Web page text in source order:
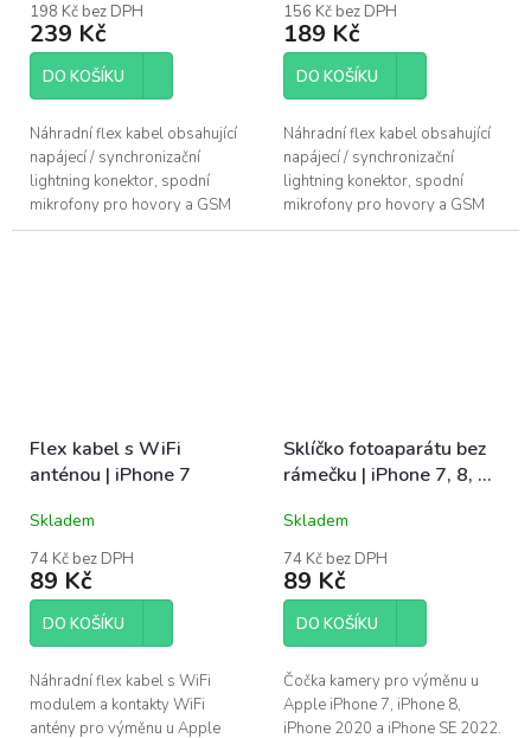
198 Kč bez DPH
239 Kč
DO KOŠÍKU
Náhradní flex kabel obsahující
napájecí / synchronizační
lightning konektor, spodní
mikrofony pro hovory a GSM
anténu. Barevné provedení bílé
156 Kč bez DPH
189 Kč
DO KOŠÍKU
Náhradní flex kabel obsahující
napájecí / synchronizační
lightning konektor, spodní
mikrofony pro hovory a GSM
anténu. Barevné provedení
Flex kabel s WiFi
anténou | iPhone 7
Skladem
74 Kč bez DPH
89 Kč
DO KOŠÍKU
Náhradní flex kabel s WiFi
modulem a kontakty WiFi
antény pro výměnu u Apple
Sklíčko fotoaparátu bez
rámečku | iPhone 7, 8, SE
Skladem
74 Kč bez DPH
89 Kč
DO KOŠÍKU
Čočka kamery pro výměnu u
Apple iPhone 7, iPhone 8,
iPhone 2020 a iPhone SE 2022.